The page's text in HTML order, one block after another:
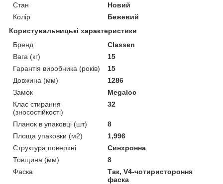
Стан
Новий
Колір
Бежевий
Користувальницькі характеристики
Бренд
Classen
Вага (кг)
15
Гарантія виробника (років)
15
Довжина (мм)
1286
Замок
Megaloc
Клас стирання
(зносостійкості)
32
Планок в упаковці (шт)
8
Площа упаковки (м2)
1,996
Структура поверхні
Синхронна
Товщина (мм)
8
Фаска
Так, V4-чотиристороння
фаска